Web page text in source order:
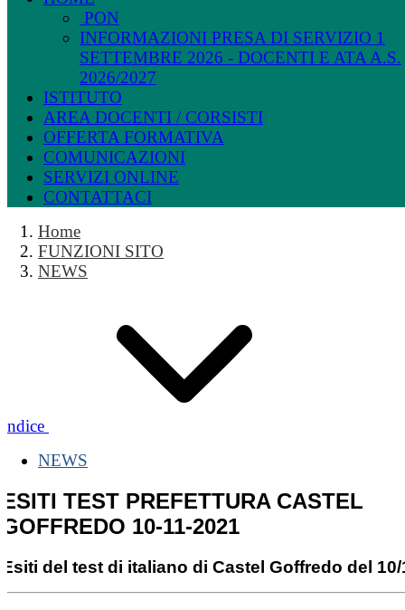
PON
INFORMAZIONI PRESA DI SERVIZIO 1
SETTEMBRE 2026 - DOCENTI E ATA A.S.
2026/2027
ISTITUTO
AREA DOCENTI / CORSISTI
OFFERTA FORMATIVA
COMUNICAZIONI
SERVIZI ONLINE
CONTATTACI
Home
FUNZIONI SITO
NEWS
Indice
NEWS
ESITI TEST PREFETTURA CASTEL
GOFFREDO 10-11-2021
Esiti del test di italiano di Castel Goffredo del 10/